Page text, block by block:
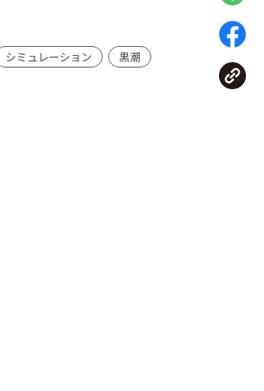
シミュレーション 黒潮